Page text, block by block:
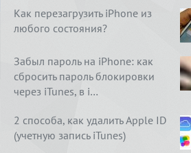
Как перезагрузить iPhone из
любого состояния?
Забыл пароль на iPhone: как
сбросить пароль блокировки
через iTunes, в i…
2 способа, как удалить Apple ID
(учетную запись iTunes)